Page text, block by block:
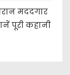
मददगार
पूरी कहानी